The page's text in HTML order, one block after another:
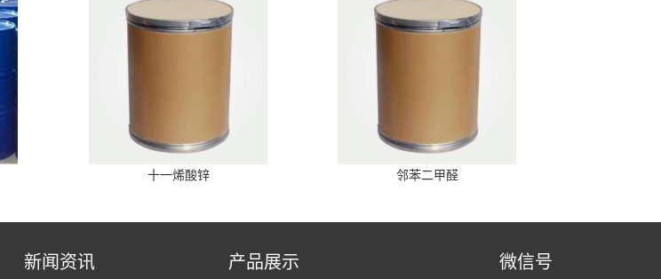
十一烯酸锌 邻苯二甲醛
新闻资讯 产品展示 微信号